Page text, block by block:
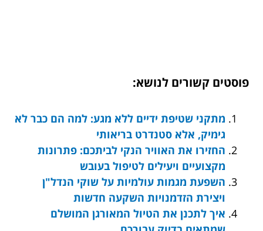
פוסטים קשורים לנושא:
מתקני שטיפת ידיים ללא מגע: למה הם כבר לא
גימיק, אלא סטנדרט בריאותי
החזירו את האוויר הנקי לביתכם: פתרונות
מקצועיים ויעילים לטיפול בעובש
השפעת מגמות עולמיות על שוקי הנדל"ן
ויצירת הזדמנויות השקעה חדשות
איך לתכנן את הטיול המאורגן המושלם